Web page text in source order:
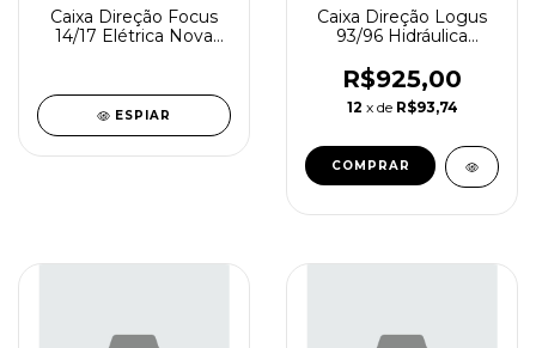
Caixa Direção Focus
14/17 Elétrica Nova
ESPIAR
Caixa Direção Logus
93/96 Hidráulica
SD0822-3
R$925,00
12 x de R$93,74